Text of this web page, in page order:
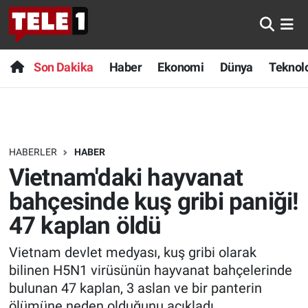
Son Dakika Haber Ekonomi Dünya
HABERLER HABER
Vietnam'daki hayvanat
bahçesinde kuş gribi paniği!
47 kaplan öldü
Vietnam devlet medyası, kuş gribi olarak
bilinen H5N1 virüsünün hayvanat bahçelerinde
bulunan 47 kaplan, 3 aslan ve bir panterin
Anında Manşet
Başka Sohbetler
Bilim turu
Bilim ve Teknoloji Evreni
Doğa Konuşuyor
Dünya
Ege Saati
Son Dakika
Haber
Dünya
Teknoloji
Sağlık
Spor
Yayın Akışı
Nöbetçi Eczaneler
Hava Durumu
Trafik Durumu
Süper Lig Puan Durumu ve Fikstür
Tüm Manşetler
Son Dakika Haberleri
Haber Arşivi